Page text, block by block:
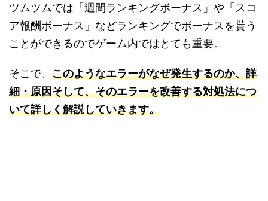
ツムツムでは「週間ランキングボーナス」や「スコ
ア報酬ボーナス」などランキングでボーナスを貰う
ことができるのでゲーム内ではとても重要。
そこで、 このようなエラーがなぜ発生するのか、詳
細・原因そして、そのエラーを改善する対処法につ
いて詳しく解説していきます。